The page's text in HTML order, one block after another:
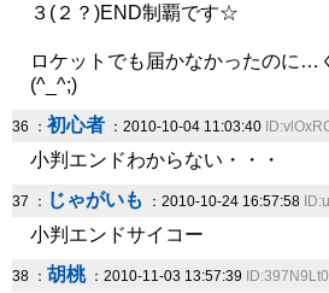
３(２？)END制覇です☆
ロケットでも届かなかったのに…
(^_^;)
36 ： 初心者 ：2010-10-04 11:03:40
小判エンドわからない・・・
37 ： じゃがいも ：2010-10-24 16:57:58
小判エンドサイコー
38 ： 胡桃：2010-11-03 13:57:39